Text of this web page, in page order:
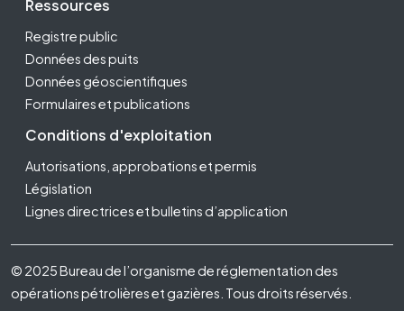
Ressources
Registre public
Données des puits
Données géoscientifiques
Formulaires et publications
Conditions d'exploitation
Autorisations, approbations et permis
Législation
Lignes directrices et bulletins d’application
Footer Fifth
© 2025 Bureau de l’organisme de réglementation des
opérations pétrolières et gazières. Tous droits réservés.